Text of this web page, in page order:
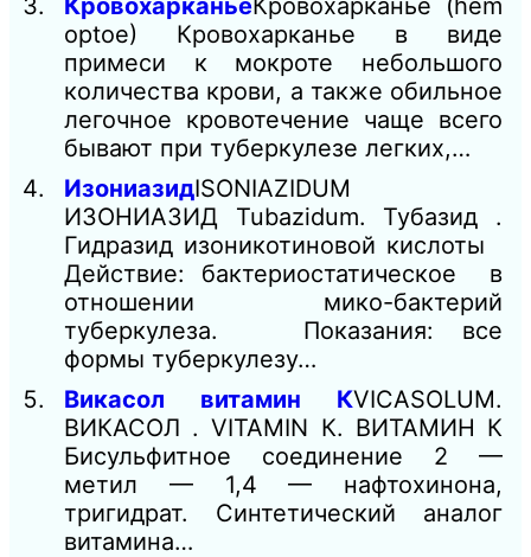
optoe) Кровохарканье в виде
примеси к мокроте небольшого
количества крови, а также обильное
легочное кровотечение чаще всего
бывают при туберкулезе легких,…
ИзониазидISONIAZIDUM
ИЗОНИАЗИД Tubazidum. Тубазид .
Гидразид изоникотиновой кислоты
Действие: бактериостатическое в
отношении мико-бактерий
туберкулеза. Показания: все
формы туберкулезу…
Викасол витамин КVICASOLUM.
ВИКАСОЛ . VITAMIN К. ВИТАМИН К
Бисульфитное соединение 2 —
метил — 1,4 — нафтохинона,
тригидрат. Синтетический аналог
витамина…